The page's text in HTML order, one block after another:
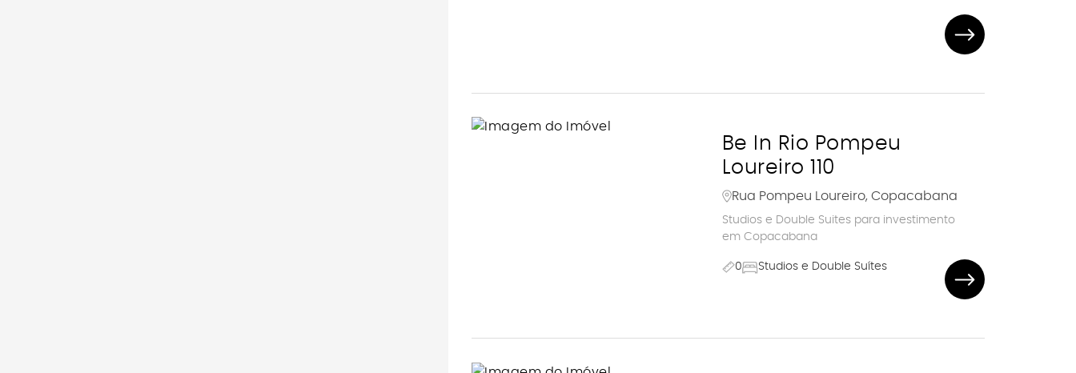
Be In Rio Pompeu
Loureiro 110
Rua Pompeu Loureiro, Copacabana
Studios e Double Suites para investimento
em Copacabana
0 Studios e Double Suítes